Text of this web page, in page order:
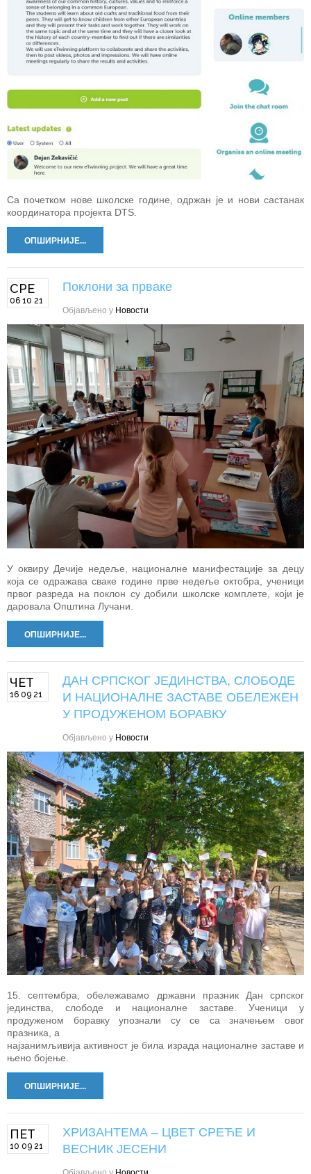
Са почетком нове школске године, одржан је и нови састанак
координатора пројекта DTS.
ОПШИРНИЈЕ...
СРЕ
06 10 21
Поклони за прваке
Објављено у Новости
У оквиру Дечије недеље, националне манифестације за децу
која се одражава сваке године прве недеље октобра, ученици
првог разреда на поклон су добили школске комплете, који је
даровала Општина Лучани.
ОПШИРНИЈЕ...
ЧЕТ
16 09 21
ДАН СРПСКОГ ЈЕДИНСТВА, СЛОБОДЕ
И НАЦИОНАЛНЕ ЗАСТАВЕ ОБЕЛЕЖЕН
У ПРОДУЖЕНОМ БОРАВКУ
Објављено у Новости
15. септембра, обележавамо државни празник Дан српског
јединства, слободе и националне заставе. Ученици у
продуженом боравку упознали су се са значењем овог
празника, а
најзанимљивија активност је била израда националне заставе и
њено бојење.
ОПШИРНИЈЕ...
ПЕТ
10 09 21
ХРИЗАНТЕМА – ЦВЕТ СРЕЋЕ И
ВЕСНИК ЈЕСЕНИ